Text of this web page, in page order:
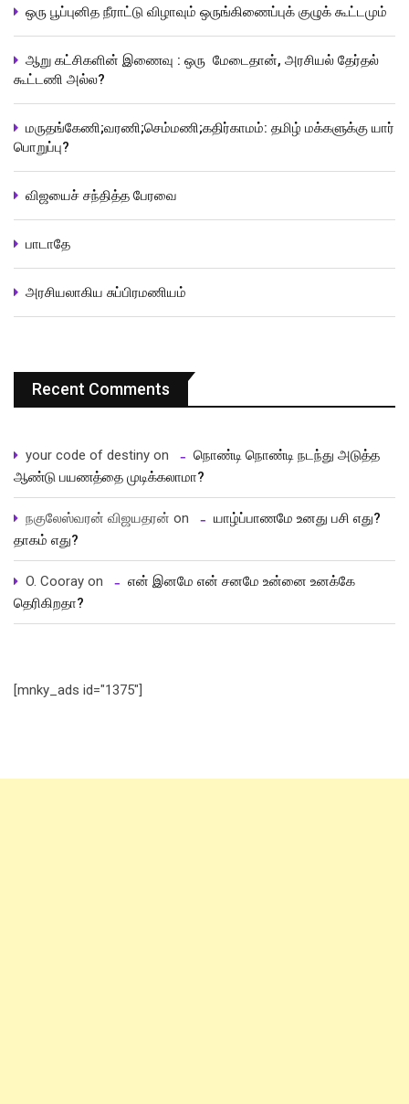
ஒரு பூப்புனித நீராட்டு விழாவும் ஒருங்கிணைப்புக் குழுக் கூட்டமும்
ஆறு கட்சிகளின் இணைவு : ஒரு மேடைதான், அரசியல் தேர்தல்
கூட்டணி அல்ல?
மருதங்கேணி;வரணி;செம்மணி;கதிர்காமம்: தமிழ் மக்களுக்கு யார்
பொறுப்பு?
விஜயைச் சந்தித்த பேரவை
பாடாதே
அரசியலாகிய சுப்பிரமணியம்
Recent Comments
your code of destiny on
நொண்டி நொண்டி நடந்து அடுத்த
ஆண்டு பயணத்தை முடிக்கலாமா?
நகுலேஸ்வரன் விஜயதரன் on
யாழ்ப்பாணமே உனது பசி எது?
தாகம் எது?
O. Cooray on
என் இனமே என் சனமே உன்னை உனக்கே
தெரிகிறதா?
[mnky_ads id="1375"]